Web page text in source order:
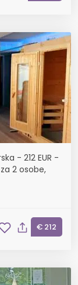
- 212 EUR -
2 osobe,
€ 212